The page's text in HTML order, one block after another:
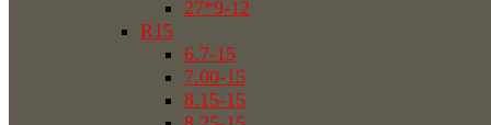
27*9-12
R15
6.7-15
7.00-15
8.15-15